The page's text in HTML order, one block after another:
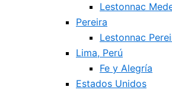
Lestonnac
Pereira
Lestonnac
Lima, Perú
Fe y Alegría
Estados Unidos